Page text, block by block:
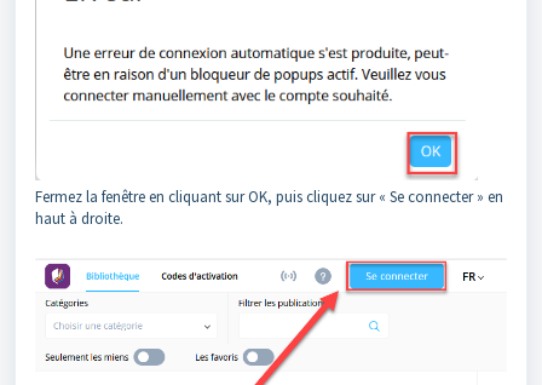
Fermez la fenêtre en cliquant sur OK, puis cliquez sur « Se connecter » en
haut à droite.